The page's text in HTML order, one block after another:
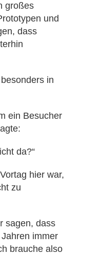
großes
und
dass
in
ein Besucher
da?“
hier war,
zu
sagen, dass
immer
brauche also